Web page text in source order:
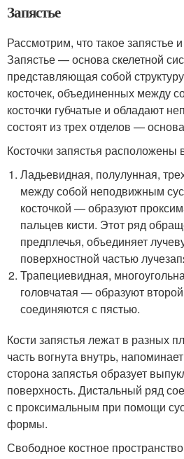
Запястье
Рассмотрим, что такое запястье
Запястье — основа скелетной
представляющая собой
косточек, объединенных между
косточки губчатые и обладают
состоят из трех отделов —
Косточки запястья расположены
Ладьевидная, полулунная,
между собой неподвижным
косточкой — образуют
пальцев кисти. Этот ряд
предплечья, объединяет
поверхностной частью
Трапециевидная,
головчатая — образуют
соединяются с пястью.
Кости запястья лежат в разных
часть вогнута внутрь,
сторона запястья образует
поверхность. Дистальный ряд
с проксимальным при помощи
формы.
Свободное костное